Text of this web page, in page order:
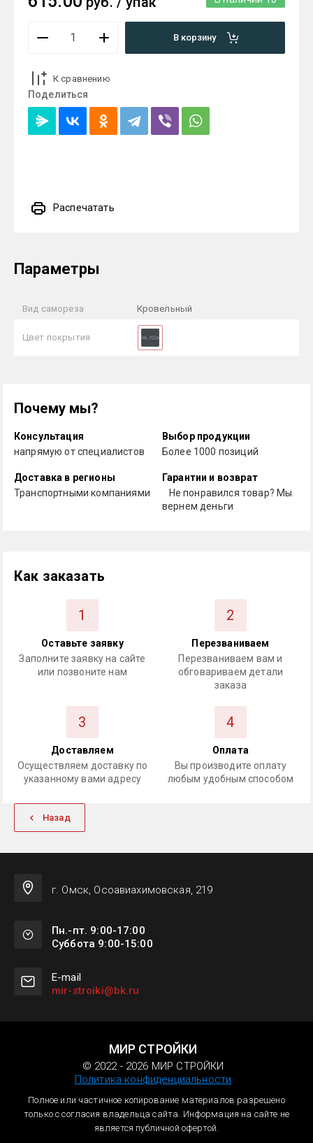
В корзину
К сравнению
Поделиться
Распечатать
Параметры
Вид самореза Кровельный
Цвет покрытия
Почему мы?
Консультация
напрямую от специалистов
Выбор продукции
Более 1000 позиций
Доставка в регионы
Транспортными компаниями
Гарантии и возврат
Не понравился товар? Мы
вернем деньги
Как заказать
1
Оставьте заявку
Заполните заявку на сайте
или позвоните нам
2
Перезваниваем
Перезваниваем вам и
обговариваем детали
заказа
3
Доставляем
Осуществляем доставку по
указанному вами адресу
4
Оплата
Вы производите оплату
любым удобным способом
Назад
г. Омск, Осоавиахимовская, 219
Пн.-пт. 9:00-17:00
Суббота 9:00-15:00
Е-mail
mir-stroiki@bk.ru
МИР СТРОЙКИ
© 2022 - 2026 МИР СТРОЙКИ
Политика конфиденциальности
Полное или частичное копирование материалов разрешено
только с согласия владельца сайта. Информация на сайте не
является публичной офертой.